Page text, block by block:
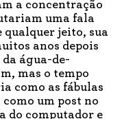
a concentração
uma fala
jeito, sua
anos depois
água-de-
mas o tempo
como as fábulas
como um post no
do computador e